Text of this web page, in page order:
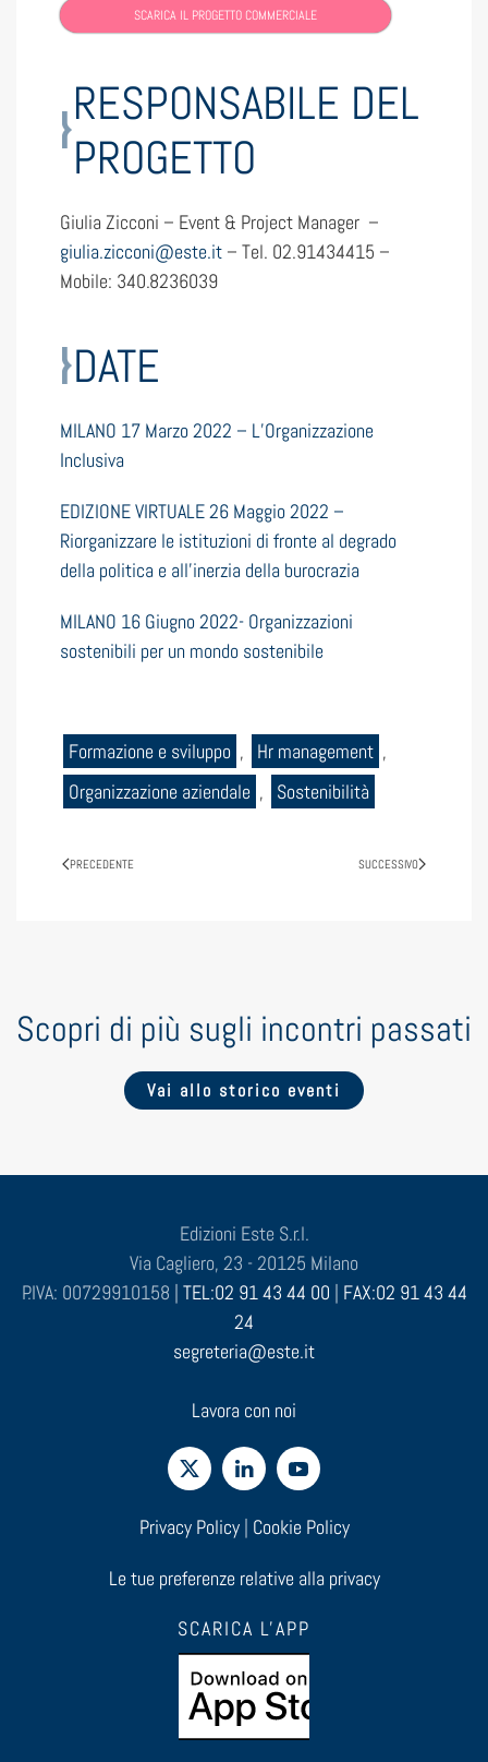
SCARICA IL PROGETTO COMMERCIALE
RESPONSABILE DEL
PROGETTO
Giulia Zicconi – Event & Project Manager –
giulia.zicconi@este.it – Tel. 02.91434415 –
Mobile: 340.8236039
DATE
MILANO 17 Marzo 2022 – L’Organizzazione
Inclusiva
EDIZIONE VIRTUALE 26 Maggio 2022 –
Riorganizzare le istituzioni di fronte al degrado
della politica e all’inerzia della burocrazia
MILANO 16 Giugno 2022- Organizzazioni
sostenibili per un mondo sostenibile
Formazione e sviluppo , Hr management ,
Organizzazione aziendale , Sostenibilità
PRECEDENTE SUCCESSIVO
Scopri di più sugli incontri passati
Vai allo storico eventi
Edizioni Este S.r.l.
Via Cagliero, 23 - 20125 Milano
P.IVA: 00729910158 | TEL:02 91 43 44 00 | FAX:02 91 43 44
24
segreteria@este.it
Lavora con noi
Privacy Policy| Cookie Policy
Le tue preferenze relative alla privacy
SCARICA L'APP